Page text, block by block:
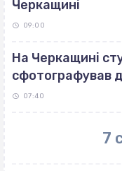
Черкащині
09:00
На Черкащині
сфотографував
07:40
7